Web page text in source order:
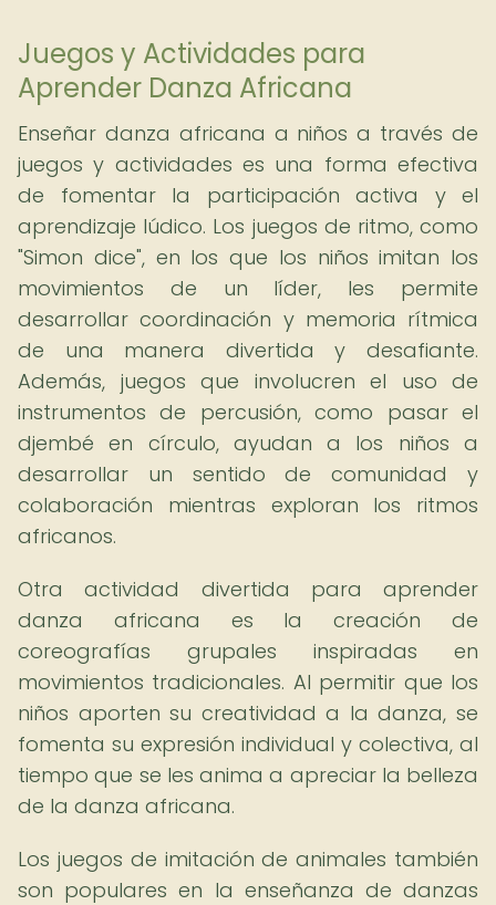
Juegos y Actividades para
Aprender Danza Africana
Enseñar danza africana a niños a través de
juegos y actividades es una forma efectiva
de fomentar la participación activa y el
aprendizaje lúdico. Los juegos de ritmo, como
"Simon dice", en los que los niños imitan los
movimientos de un líder, les permite
desarrollar coordinación y memoria rítmica
de una manera divertida y desafiante.
Además, juegos que involucren el uso de
instrumentos de percusión, como pasar el
djembé en círculo, ayudan a los niños a
desarrollar un sentido de comunidad y
colaboración mientras exploran los ritmos
africanos.
Otra actividad divertida para aprender
danza africana es la creación de
coreografías grupales inspiradas en
movimientos tradicionales. Al permitir que los
niños aporten su creatividad a la danza, se
fomenta su expresión individual y colectiva, al
tiempo que se les anima a apreciar la belleza
de la danza africana.
Los juegos de imitación de animales también
son populares en la enseñanza de danzas